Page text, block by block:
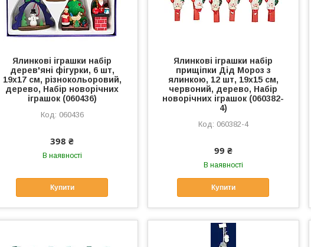
Ялинкові іграшки набір
дерев'яні фігурки, 6 шт,
19х17 см, різнокольоровий,
дерево, Набір новорічних
іграшок (060436)
060436
398 ₴
В наявності
Купити
Ялинкові іграшки набір
прищіпки Дід Мороз з
ялинкою, 12 шт, 19х15 см,
червоний, дерево, Набір
новорічних іграшок (060382-
4)
060382-4
99 ₴
В наявності
Купити